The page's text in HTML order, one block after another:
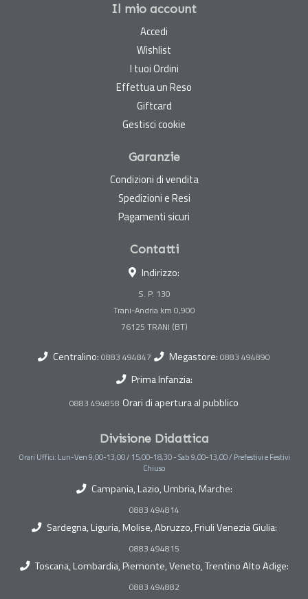
Il mio account
Accedi
Wishlist
I tuoi Ordini
Effettua un Reso
Giftcard
Gestisci cookie
Garanzie
Condizioni di vendita
Spedizioni e Resi
Pagamenti sicuri
Contatti
Indirizzo:
S. P. 130
Trani-Andria km 0,900
Centralino: 0883 494847 Megastore: 0883 494890
Prima Infanzia:
0883 494858 Orari di apertura al pubblico
Divisione Didattica
Orari Uffici: Lun-Ven 9,00-13,00 / 15,00-18,30 - Sab 9,00-13,00 / Prefestivi e Festivi
Chiuso
Campania, Lazio, Umbria, Marche:
0883 494814
Sardegna, Liguria, Molise, Abruzzo, Friuli Venezia Giulia:
0883 494815
Toscana, Lombardia, Piemonte, Veneto, Trentino Alto Adige:
0883 494882